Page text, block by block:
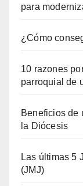
para
¿Cómo
10 razones
parroquial de
Beneficios de
la Diócesis
Las últimas 5
(JMJ)